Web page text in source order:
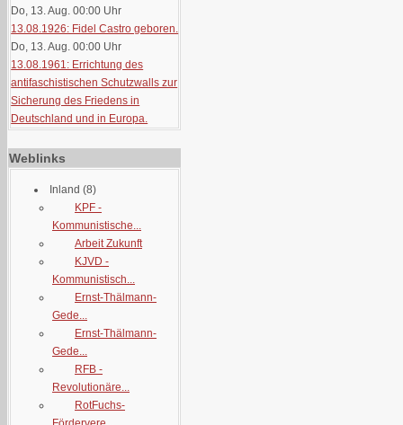
Do, 13. Aug. 00:00 Uhr
13.08.1926: Fidel Castro geboren.
Do, 13. Aug. 00:00 Uhr
13.08.1961: Errichtung des
antifaschistischen Schutzwalls zur
Sicherung des Friedens in
Deutschland und in Europa.
Weblinks
Inland (8)
KPF -
Kommunistische...
Arbeit Zukunft
KJVD -
Kommunistisch...
Ernst-Thälmann-
Gede...
Ernst-Thälmann-
Gede...
RFB -
Revolutionäre...
RotFuchs-